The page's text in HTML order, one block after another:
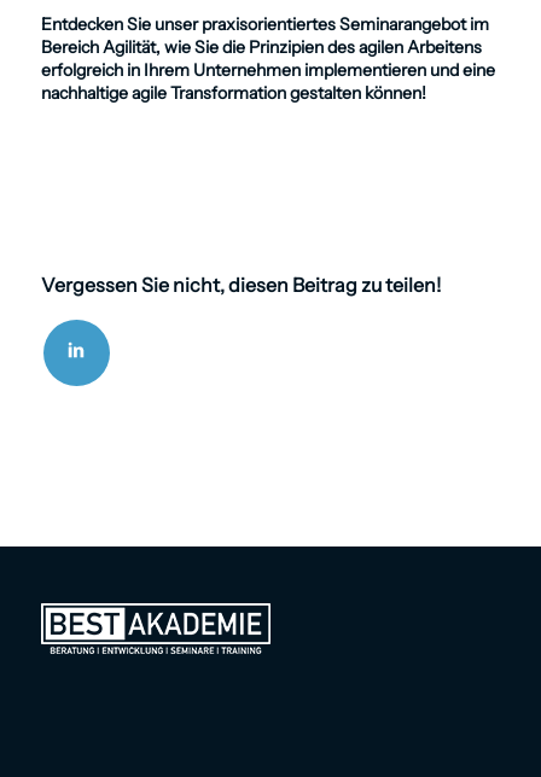
Entdecken Sie unser praxisorientiertes Seminarangebot im
BereichAgilität, wie Sie die Prinzipien des agilen Arbeitens
erfolgreich in Ihrem Unternehmen implementieren und eine
nachhaltige agile Transformation gestalten können!
Vergessen Sie nicht, diesen Beitrag zu teilen!